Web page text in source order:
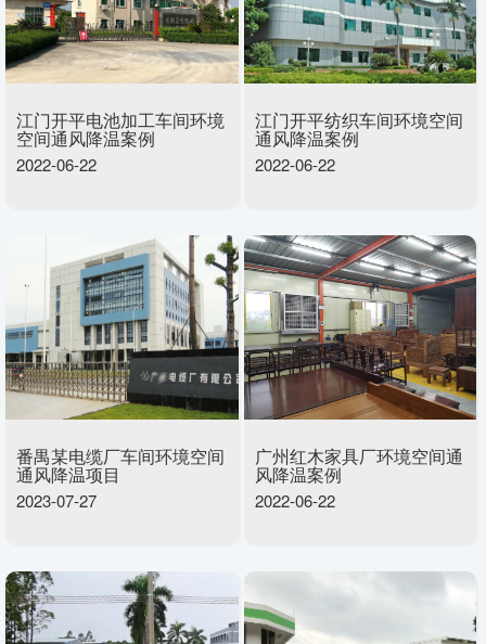
江门开平电池加工车间环境
空间通风降温案例
2022-06-22
江门开平纺织车间环境空间
通风降温案例
2022-06-22
番禺某电缆厂车间环境空间
通风降温项目
2023-07-27
广州红木家具厂环境空间通
风降温案例
2022-06-22